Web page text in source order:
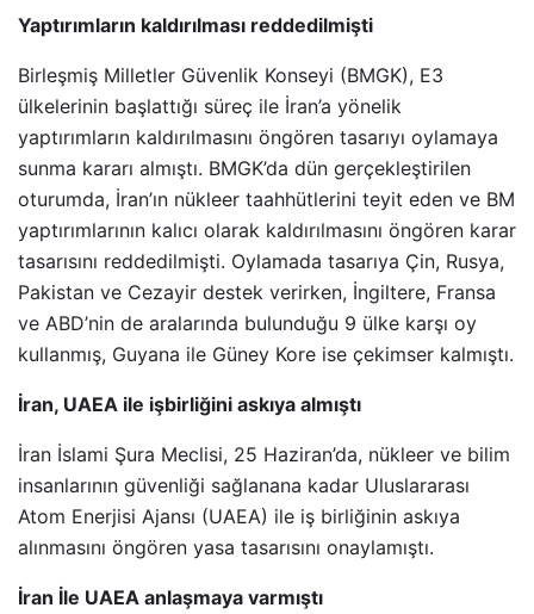
Yaptırımların kaldırılması reddedilmişti
Birleşmiş Milletler Güvenlik Konseyi (BMGK), E3
ülkelerinin başlattığı süreç ile İran’a yönelik
yaptırımların kaldırılmasını öngören tasarıyı oylamaya
sunma kararı almıştı. BMGK’da dün gerçekleştirilen
oturumda, İran’ın nükleer taahhütlerini teyit eden ve BM
yaptırımlarının kalıcı olarak kaldırılmasını öngören karar
tasarısını reddedilmişti. Oylamada tasarıya Çin, Rusya,
Pakistan ve Cezayir destek verirken, İngiltere, Fransa
ve ABD’nin de aralarında bulunduğu 9 ülke karşı oy
kullanmış, Guyana ile Güney Kore ise çekimser kalmıştı.
İran, UAEA ile işbirliğini askıya almıştı
İran İslami Şura Meclisi, 25 Haziran’da, nükleer ve bilim
insanlarının güvenliği sağlanana kadar Uluslararası
Atom Enerjisi Ajansı (UAEA) ile iş birliğinin askıya
alınmasını öngören yasa tasarısını onaylamıştı.
İran İle UAEA anlaşmaya varmıştı